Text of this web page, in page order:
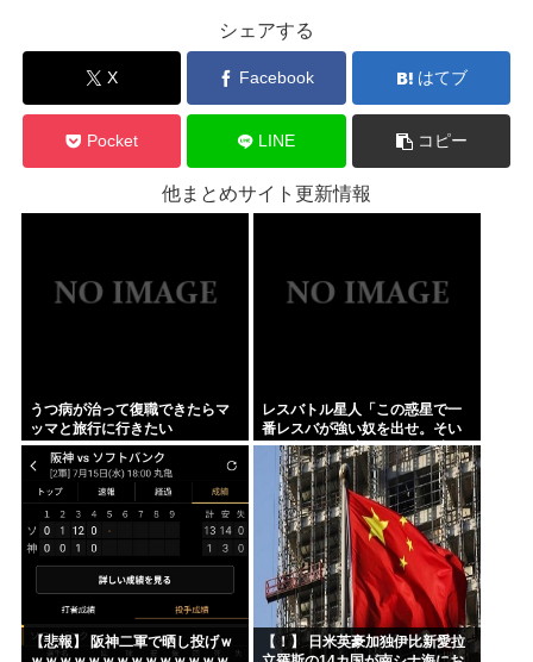
シェアする
X Facebook はてブ
Pocket LINE コピー
他まとめサイト更新情報
うつ病が治って復職できたらマ
ッマと旅行に行きたい
レスバトル星人「この惑星で一
番レスバが強い奴を出せ。そい
つが負けたら滅ぼす」 誰を出
す？
【悲報】 阪神二軍で晒し投げｗ
【！】 日米英豪加独伊比新愛拉